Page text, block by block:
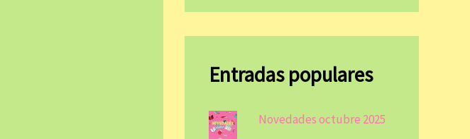
Entradas populares
Novedades octubre 2025